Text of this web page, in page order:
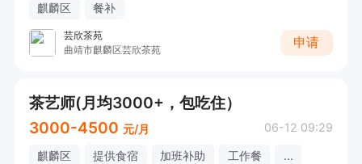
麒麟区 餐补
芸欣茶苑
曲靖市麒麟区芸欣茶苑
申请
茶艺师(月均3000+，包吃住）
3000-4500 元/月 06-12 09:29
麒麟区 提供食宿 加班补助 工作餐 ...